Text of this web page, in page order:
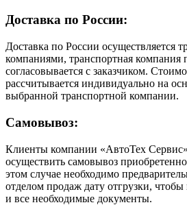
Доставка по России:
Доставка по России осуществляется
компаниями, транспортная компания
согласовывается с заказчиком.
рассчитывается индивидуально на
выбранной транспортной компании.
Самовывоз:
Клиенты компании «АвтоТех
осуществить самовывоз
этом случае необходимо
отделом продаж дату отгрузки,
и все необходимые документы.